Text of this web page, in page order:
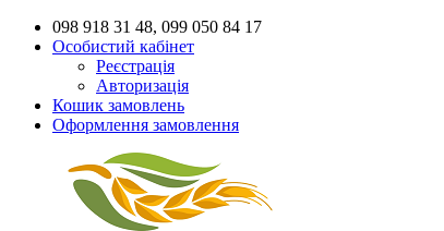
098 918 31 48, 099 050 84 17
Особистий кабінет
Реєстрація
Авторизація
Кошик замовлень
Оформлення замовлення